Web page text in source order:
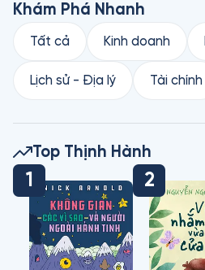
Khám Phá Nhanh
Tất cả Kinh doanh
Lịch sử - Địa lý Tài chính
Top Thịnh Hành
1 2